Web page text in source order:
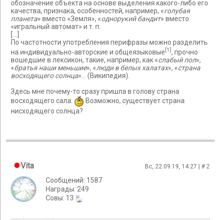
обозначение объекта на основе выделения какого-либо его
качества, признака, особенностей, например, «голубая
планета» вместо «Земля», «однорукий бандит» вместо
«игральный автомат» и т. п.
[...]
По частотности употребления перифразы можно разделить
на индивидуально-авторские и общеязыковые [1], прочно
вошедшие в лексикон, такие, например, как «слабый пол»,
«братья наши меньшие», «люди в белых халатах», «страна
восходящего солнца»... (Википедия).
Здесь мне почему-то сразу пришла в голову страна
восходящего сала.
Возможно, существует страна
нисходящего солнца?
Vita Вс, 22.09.19, 14:27 | # 2
Сообщений: 1587
Награды: 249
Cовы: 13